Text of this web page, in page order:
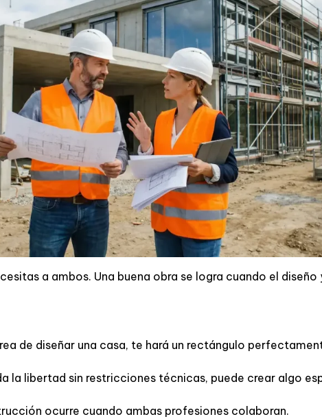
a ambos. Una buena obra se logra cuando el
de diseñar una casa, te hará un rectángulo
la libertad sin restricciones técnicas, puede crear algo
ocurre cuando ambas profesiones colaboran.